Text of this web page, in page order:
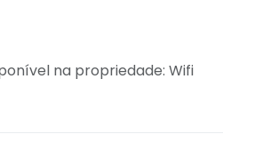
na propriedade: Wifi